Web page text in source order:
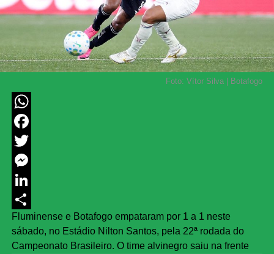
Foto: Vítor Silva | Botafogo
WhatsApp
Facebook
Twitter
Messenger
LinkedIn
Share
Fluminense e Botafogo empataram por 1 a 1 neste
sábado, no Estádio Nilton Santos, pela 22ª rodada do
Campeonato Brasileiro. O time alvinegro saiu na frente